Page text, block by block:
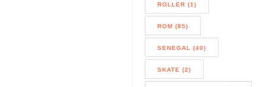
ROLLER (1)
ROM (85)
SENEGAL (40)
SKATE (2)